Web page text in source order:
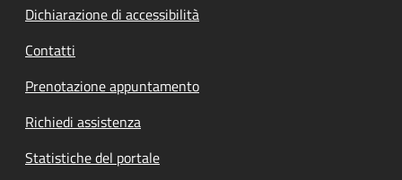
Dichiarazione di accessibilità
Contatti
Prenotazione appuntamento
Richiedi assistenza
Statistiche del portale